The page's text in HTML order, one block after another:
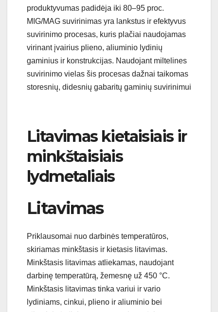
produktyvumas padidėja iki 80–95 proc.
MIG/MAG suvirinimas yra lankstus ir efektyvus
suvirinimo procesas, kuris plačiai naudojamas
virinant įvairius plieno, aliuminio lydinių
gaminius ir konstrukcijas. Naudojant miltelines
suvirinimo vielas šis procesas dažnai taikomas
storesnių, didesnių gabaritų gaminių suvirinimui
Litavimas kietaisiais ir
minkštaisiais
lydmetaliais
Litavimas
Priklausomai nuo darbinės temperatūros,
skiriamas minkštasis ir kietasis litavimas.
Minkštasis litavimas atliekamas, naudojant
darbinę temperatūrą, žemesnę už 450 °C.
Minkštasis litavimas tinka variui ir vario
lydiniams, cinkui, plieno ir aliuminio bei